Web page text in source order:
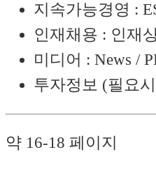
지속가능경영 :
인재채용 : 인재
미디어 : News /
투자정보 (필요
약 16-18 페이지